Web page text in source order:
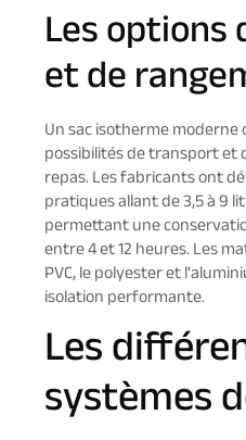
Les
et de
Un sac isotherme
possibilités de transport et
repas. Les fabricants ont
pratiques allant de 3,5 à 9
permettant une
entre 4 et 12 heures. Les
PVC, le polyester et
isolation performante.
Les
systèmes